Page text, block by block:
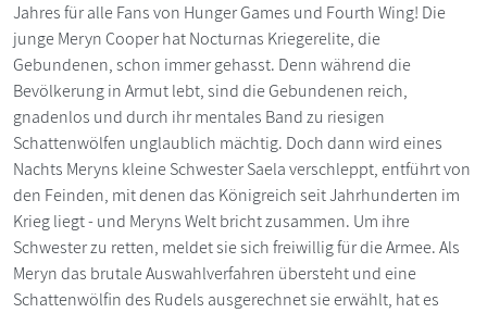
Jahres für alle Fans von Hunger Games und Fourth Wing! Die
junge Meryn Cooper hat Nocturnas Kriegerelite, die
Gebundenen, schon immer gehasst. Denn während die
Bevölkerung in Armut lebt, sind die Gebundenen reich,
gnadenlos und durch ihr mentales Band zu riesigen
Schattenwölfen unglaublich mächtig. Doch dann wird eines
Nachts Meryns kleine Schwester Saela verschleppt, entführt von
den Feinden, mit denen das Königreich seit Jahrhunderten im
Krieg liegt - und Meryns Welt bricht zusammen. Um ihre
Schwester zu retten, meldet sie sich freiwillig für die Armee. Als
Meryn das brutale Auswahlverfahren übersteht und eine
Schattenwölfin des Rudels ausgerechnet sie erwählt, hat es